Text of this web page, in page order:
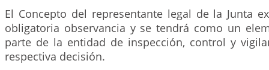
El Concepto del representante legal de la Junta
obligatoria observancia y se tendrá como un
parte de la entidad de inspección, control y
respectiva decisión.